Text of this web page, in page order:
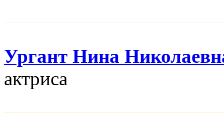
Ургант Нина
актриса